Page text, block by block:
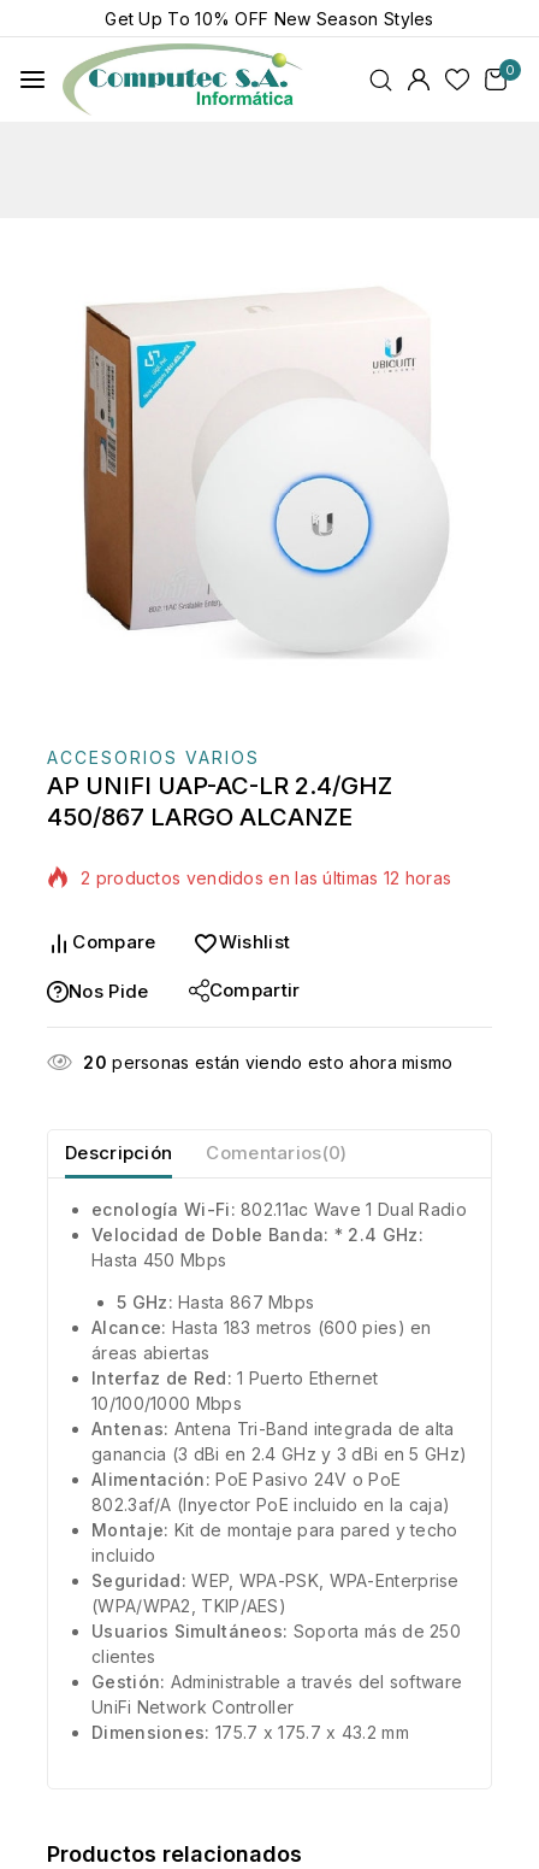
Get Up To10% OFF New Season Styles
0
ACCESORIOS VARIOS
AP UNIFI UAP-AC-LR 2.4/GHZ
450/867 LARGO ALCANZE
¡Se vende rápido! Más de 17 personas tienen en
Compare Wishlist
Nos Pide Compartir
20 personas están viendo esto ahora mismo
Descripción Comentarios(0)
ecnología Wi-Fi: 802.11ac Wave 1 Dual Radio
Velocidad de Doble Banda: * 2.4 GHz:
Hasta 450 Mbps
5 GHz: Hasta 867 Mbps
Alcance: Hasta 183 metros (600 pies) en
áreas abiertas
Interfaz de Red: 1 Puerto Ethernet
10/100/1000 Mbps
Antenas: Antena Tri-Band integrada de alta
ganancia (3 dBi en 2.4 GHz y 3 dBi en 5 GHz)
Alimentación: PoE Pasivo 24V o PoE
802.3af/A (Inyector PoE incluido en la caja)
Montaje: Kit de montaje para pared y techo
incluido
Seguridad: WEP, WPA-PSK, WPA-Enterprise
(WPA/WPA2, TKIP/AES)
Usuarios Simultáneos: Soporta más de 250
clientes
Gestión: Administrable a través del software
UniFi Network Controller
Dimensiones: 175.7 x 175.7 x 43.2 mm
Productos relacionados